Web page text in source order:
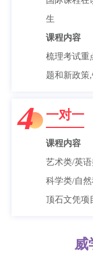
生
课程内容
梳理考试重
题和新政策
4 一对一
课程内容
艺术类/英
科学类/自
顶石文凭项
威